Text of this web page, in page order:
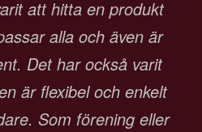
att hitta en produkt
alla och även är
Det har också varit
är flexibel och enkelt
Som förening eller